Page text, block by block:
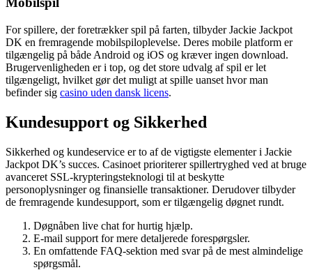
For spillere, der foretrækker spil på farten, tilbyder Jackie Jackpot
DK en fremragende mobilspiloplevelse. Deres mobile platform er
tilgængelig på både Android og iOS og kræver ingen download.
Brugervenligheden er i top, og det store udvalg af spil er let
tilgængeligt, hvilket gør det muligt at spille uanset hvor man
befinder sig casino uden dansk licens.
Kundesupport og Sikkerhed
Sikkerhed og kundeservice er to af de vigtigste elementer i Jackie
Jackpot DK’s succes. Casinoet prioriterer spillertryghed ved at bruge
avanceret SSL-krypteringsteknologi til at beskytte
personoplysninger og finansielle transaktioner. Derudover tilbyder
de fremragende kundesupport, som er tilgængelig døgnet rundt.
Døgnåben live chat for hurtig hjælp.
E-mail support for mere detaljerede forespørgsler.
En omfattende FAQ-sektion med svar på de mest almindelige
spørgsmål.